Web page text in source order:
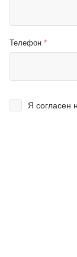
Телефон *
Я согласен